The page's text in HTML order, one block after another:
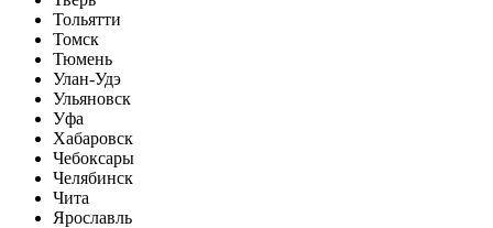
Тольятти
Томск
Тюмень
Улан-Удэ
Ульяновск
Уфа
Хабаровск
Чебоксары
Челябинск
Чита
Ярославль